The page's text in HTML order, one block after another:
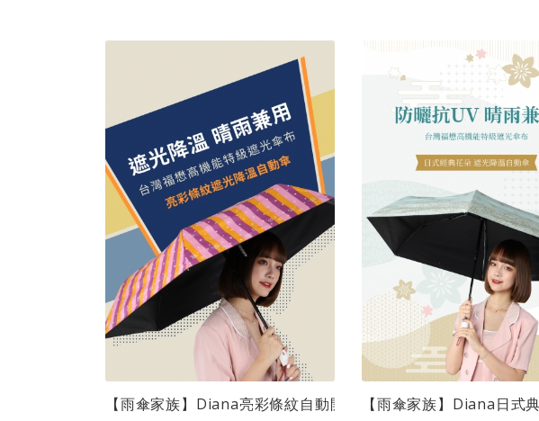
【雨傘家族】Diana亮彩條紋自動開收折傘(21吋)｜台灣福...
【雨傘家族】Diana日式